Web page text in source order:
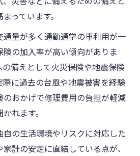
っています。
通量が多く通勤通学の車利用が一
の加入率が高い傾向がありま
備えとして火災保険や地震保険
に過去の台風や地震被害を経験
のおかげで修理費用の負担が軽減
れます。
自の生活環境やリスクに対応した
計の安定に直結している点が、